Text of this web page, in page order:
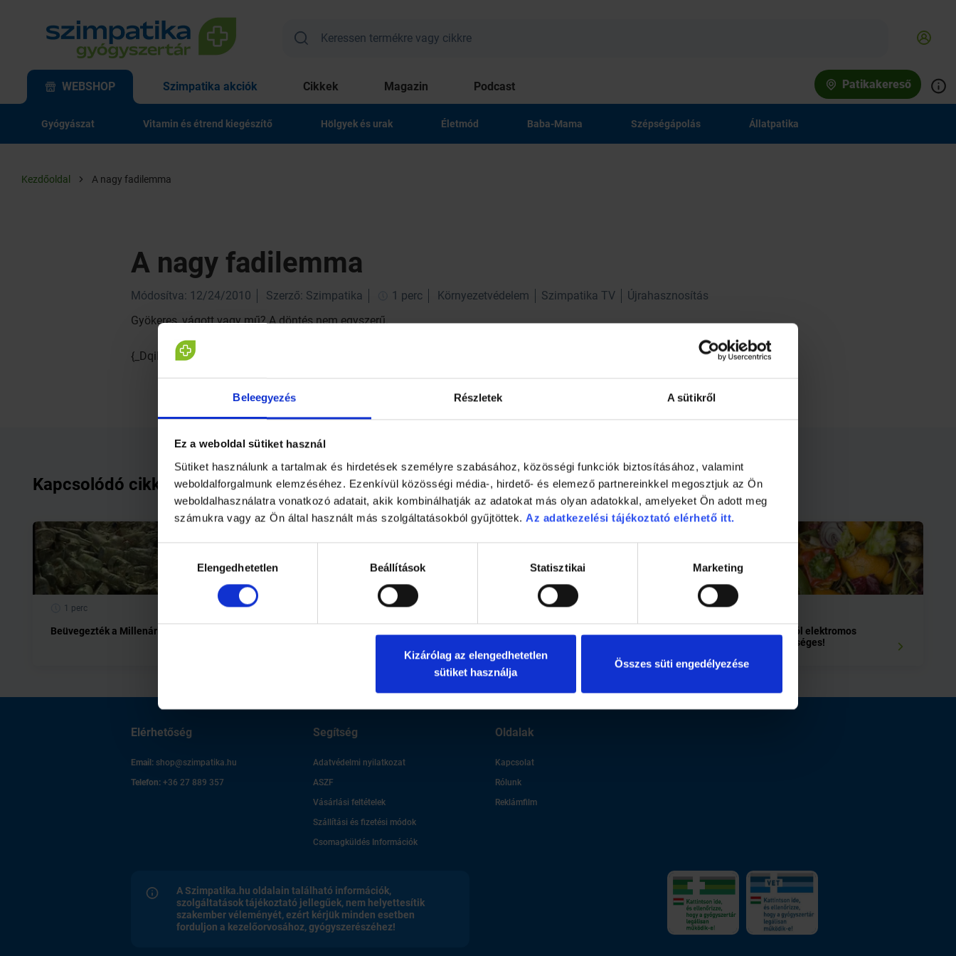
Beleegyezés Részletek A sütikről
Ez a weboldal sütiket használ
Sütiket használunk a tartalmak és hirdetések személyre szabásához, közösségi funkciók biztosításához, valamint
weboldalforgalmunk elemzéséhez. Ezenkívül közösségi média-, hirdető- és elemező partnereinkkel megosztjuk az Ön
weboldalhasználatra vonatkozó adatait, akik kombinálhatják az adatokat más olyan adatokkal, amelyeket Ön adott meg
számukra vagy az Ön által használt más szolgáltatásokból gyűjtöttek. Az adatkezelési tájékoztató elérhető itt.
Hozzájárulás
kiválasztásaElengedhetetlen Beállítások Statisztikai Marketing
Kizárólag az elengedhetetlen
sütiket használja
Összes süti engedélyezése
WEBSHOP Szimpatika akciók Cikkek Magazin Podcast Patikakereső
Gyógyászat Vitamin és étrend kiegészítő Hölgyek és urak Életmód Baba-Mama Szépségápolás Állatpatika
Kezdőoldal A nagy fadilemma
A nagy fadilemma
Módosítva: 12/24/2010 Szerző: Szimpatika 1 perc Környezetvédelem Szimpatika TV
Újrahasznosítás
Gyökeres, vágott vagy mű? A döntés nem egyszerű.
{_DqiNmahpio}
Kapcsolódó cikkek
1 perc
Beüvegezték a Millenárist
Ételmaradékból elektromos
áramot - lehetséges!
Elérhetőség
Email: shop@szimpatika.hu
Telefon: +36 27 889 357
Segítség
Adatvédelmi nyilatkozat
ASZF
Vásárlási feltételek
Szállítási és fizetési módok
Csomagküldés Információk
Oldalak
Kapcsolat
Rólunk
Reklámfilm
A Szimpatika.hu oldalain található információk,
szolgáltatások tájékoztató jellegűek, nem helyettesítik
szakember véleményét, ezért kérjük minden esetben
forduljon a kezelőorvosához, gyógyszerészéhez!